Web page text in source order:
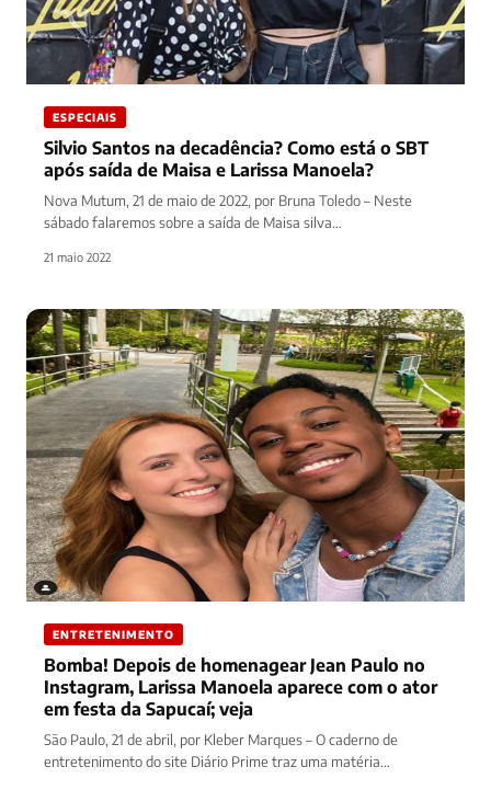
ESPECIAIS
Silvio Santos na decadência? Como está o SBT
após saída de Maisa e Larissa Manoela?
Nova Mutum, 21 de maio de 2022, por Bruna Toledo – Neste
sábado falaremos sobre a saída de Maisa silva…
21 maio 2022
ENTRETENIMENTO
Bomba! Depois de homenagear Jean Paulo no
Instagram, Larissa Manoela aparece com o ator
em festa da Sapucaí; veja
São Paulo, 21 de abril, por Kleber Marques – O caderno de
entretenimento do site Diário Prime traz uma matéria…